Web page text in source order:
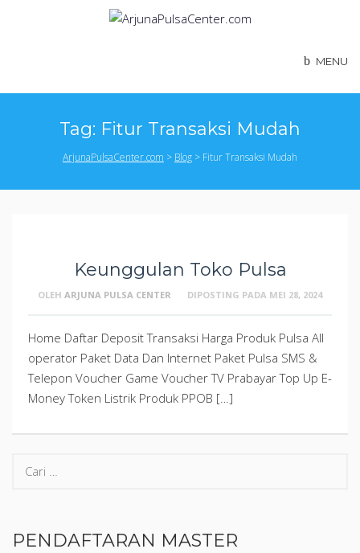
MENU
Tag: Fitur Transaksi Mudah
ArjunaPulsaCenter.com > Blog > Fitur Transaksi Mudah
Keunggulan Toko Pulsa
OLEH ARJUNA PULSA CENTER DIPOSTING PADA MEI 28, 2024
Home Daftar Deposit Transaksi Harga Produk Pulsa All
operator Paket Data Dan Internet Paket Pulsa SMS &
Telepon Voucher Game Voucher TV Prabayar Top Up E-
Money Token Listrik Produk PPOB […]
PENDAFTARAN MASTER